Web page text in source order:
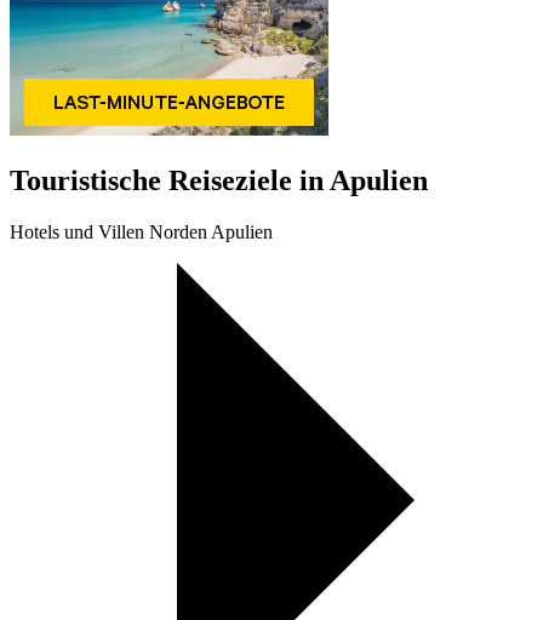
Touristische Reiseziele in Apulien
Hotels und Villen Norden Apulien